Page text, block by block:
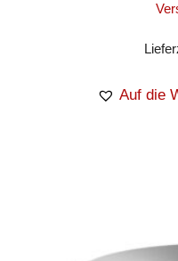
Auf die